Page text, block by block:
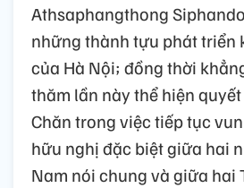
Athsaphangthong
những thành tựu phát triển
của Hà Nội; đồng thời
thăm lần này thể hiện
Chăn trong việc tiếp tục
hữu nghị đặc biệt giữa hai
Nam nói chung và giữa hai